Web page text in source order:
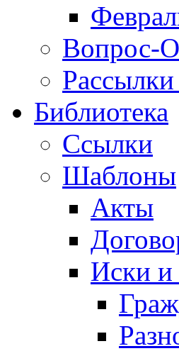
Вопрос-
Библиотека
Ссылки
Шаблоны
Акты
Иски и